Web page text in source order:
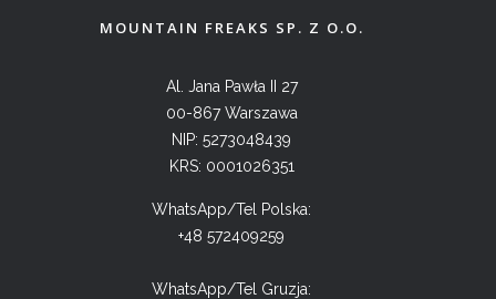
MOUNTAIN FREAKS SP. Z O.O.
Al. Jana Pawła II 27
00-867 Warszawa
NIP: 5273048439
KRS: 0001026351
WhatsApp/Tel Polska:
+48 572409259
WhatsApp/Tel Gruzja: